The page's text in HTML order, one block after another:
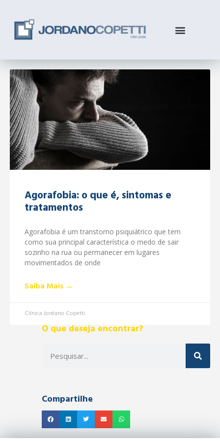
Agorafobia: o que é, sintomas e
tratamentos
Agorafobia é um transtorno psiquiátrico que tem
como sua principal característica o medo de sair
sozinho na rua ou permanecer em lugares
movimentados de onde
Saiba Mais →
Clínica Jordano Copetti
O que deseja encontrar?
Compartilhe